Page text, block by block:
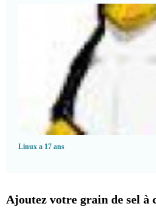
Linux a 17 ans
Ajoutez votre grain de sel à